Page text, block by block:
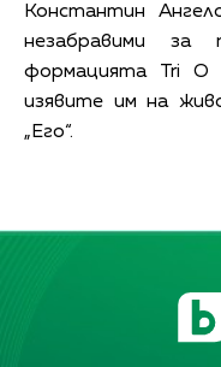
Константин
незабравими за
формацията Tri
изявите им на
„Его“.